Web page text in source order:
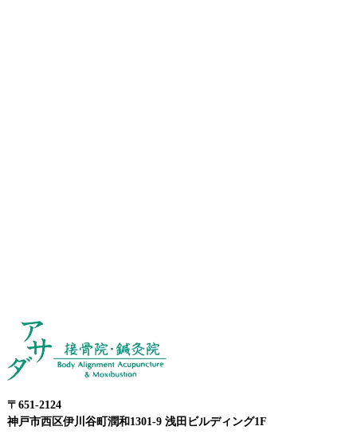
〒651-2124
神戸市西区伊川谷町潤和1301-9 浅田ビルディング1F